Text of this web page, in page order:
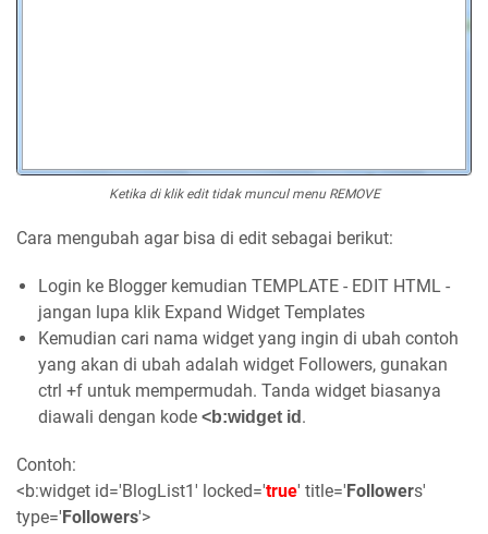
Ketika di klik edit tidak muncul menu REMOVE
Cara mengubah agar bisa di edit sebagai berikut:
Login ke Blogger kemudian TEMPLATE - EDIT HTML -
jangan lupa klik Expand Widget Templates
Kemudian cari nama widget yang ingin di ubah contoh
yang akan di ubah adalah widget Followers, gunakan
ctrl +f untuk mempermudah. Tanda widget biasanya
diawali dengan kode <b:widget id .
Contoh:
<b:widget id='BlogList1' locked='true' title='Followers'
type='Followers'>